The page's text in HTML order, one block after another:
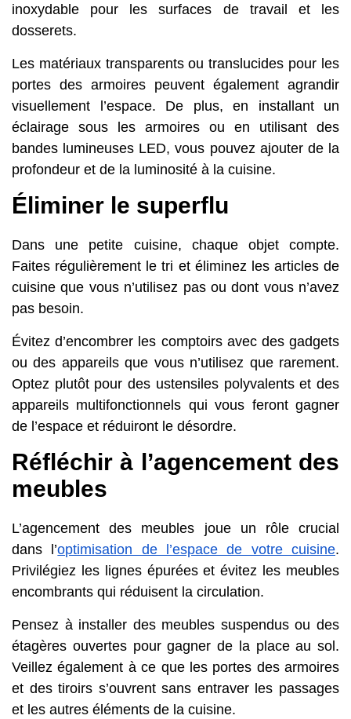
inoxydable pour les surfaces de travail et les
dosserets.
Les matériaux transparents ou translucides pour les
portes des armoires peuvent également agrandir
visuellement l’espace. De plus, en installant un
éclairage sous les armoires ou en utilisant des
bandes lumineuses LED, vous pouvez ajouter de la
profondeur et de la luminosité à la cuisine.
Éliminer le superflu
Dans une petite cuisine, chaque objet compte.
Faites régulièrement le tri et éliminez les articles de
cuisine que vous n’utilisez pas ou dont vous n’avez
pas besoin.
Évitez d’encombrer les comptoirs avec des gadgets
ou des appareils que vous n’utilisez que rarement.
Optez plutôt pour des ustensiles polyvalents et des
appareils multifonctionnels qui vous feront gagner
de l’espace et réduiront le désordre.
Réfléchir à l’agencement des
meubles
L’agencement des meubles joue un rôle crucial
dans l’optimisation de l’espace de votre cuisine.
Privilégiez les lignes épurées et évitez les meubles
encombrants qui réduisent la circulation.
Pensez à installer des meubles suspendus ou des
étagères ouvertes pour gagner de la place au sol.
Veillez également à ce que les portes des armoires
et des tiroirs s’ouvrent sans entraver les passages
et les autres éléments de la cuisine.